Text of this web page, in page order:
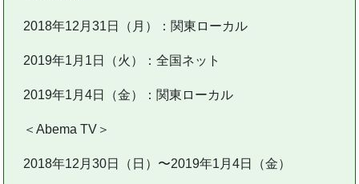
2018年12月31日（月）：関東ローカル
2019年1月1日（火）：全国ネット
2019年1月4日（金）：関東ローカル
＜Abema TV＞
2018年12月30日（日）〜2019年1月4日（金）